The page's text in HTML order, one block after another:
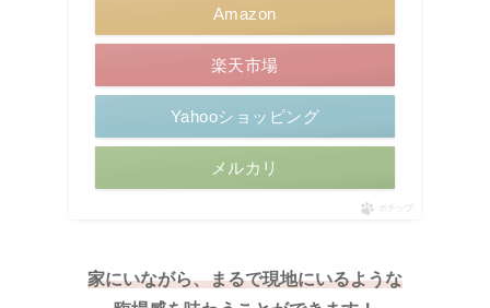
Amazon
楽天市場
Yahooショッピング
メルカリ
ポチップ
家にいながら、まるで現地にいるような